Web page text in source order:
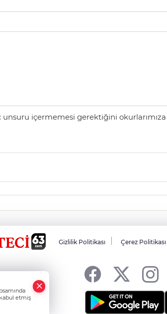
içermemesi gerektiğini okurlarımıza
Gizlilik Politikası Çerez Politikası
etmiş